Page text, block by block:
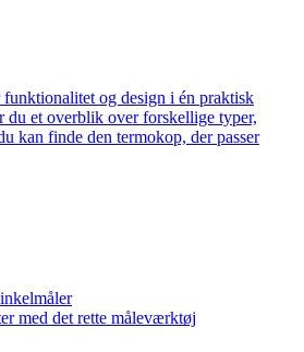
og design i én praktisk
du et overblik over forskellige typer,
kan finde den termokop, der passer
med det rette måleværktøj